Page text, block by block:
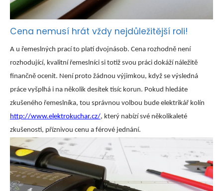
Cena nemusí hrát vždy nejdůležitější roli!
A u řemeslných prací to platí dvojnásob. Cena rozhodně není
rozhodující, kvalitní řemeslníci si totiž svou práci dokáží náležitě
finančně ocenit. Není proto žádnou výjimkou, když se výsledná
práce vyšplhá i na několik desítek tisíc korun. Pokud hledáte
zkušeného řemeslníka, tou správnou volbou bude elektrikář kolín
http://www.elektrokuchar.cz/, který nabízí své několikaleté
zkušenosti, příznivou cenu a férové jednání.